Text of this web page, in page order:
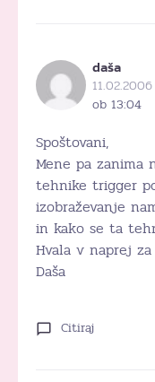
daša
ob 13:04
Spoštovani,
Mene pa zanima
tehnike trigger
izobraževanje
in kako se ta
Hvala v naprej za
Daša
Citiraj